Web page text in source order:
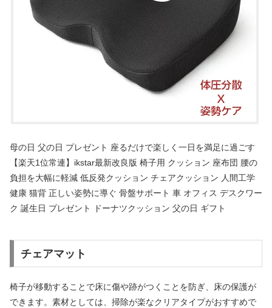
母の日 父の日 プレゼント 座るだけで楽しく一日を満足に過ごす
【楽天1位常連】ikstar最新改良版 椅子用 クッション 座布団 腰の
負担を大幅に軽減 低反発クッション チェアクッション 人間工学
健康 猫背 正しい姿勢に導ぐ 骨盤サポート 車 オフィス デスクワー
ク 誕生日 プレゼント ドーナツクッション 父の日 ギフト
チェアマット
椅子が移動することで床に傷や跡がつくことを防ぎ、床の保護が
できます。素材としては、掃除が楽なクリアタイプがおすすめで